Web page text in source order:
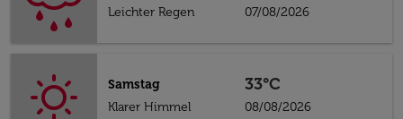
Leichter Regen
07/08/2026
Samstag
Klarer Himmel
33°C
08/08/2026